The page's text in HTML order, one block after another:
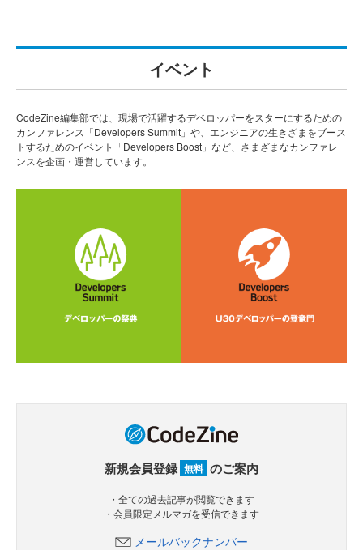
イベント
CodeZine編集部では、現場で活躍するデベロッパーをスターにするための
カンファレンス「Developers Summit」や、エンジニアの生きざまをブース
トするためのイベント「Developers Boost」など、さまざまなカンファレ
ンスを企画・運営しています。
新規会員登録 無料 のご案内
・全ての過去記事が閲覧できます
・会員限定メルマガを受信できます
メールバックナンバー